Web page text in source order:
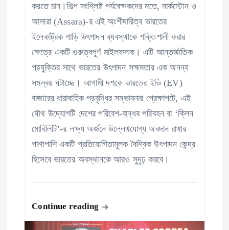
করতে চান।শিল্প সংশ্লিষ্ট পর্যবেক্ষকদের মতে, মার্কস্টোন ও
আসারা (Assara)-র এই অংশীদারিত্ব ভারতের
ইলেকট্রিক গাড়ি উৎপাদন ব্যবস্থাকে শক্তিশালী করার
ক্ষেত্রে একটি গুরুত্বপূর্ণ মাইলফলক। এটি আন্তর্জাতিক
প্রযুক্তির সাথে ভারতের উৎপাদন সক্ষমতার এক অনন্য
সমন্বয় ঘটাচ্ছে। আগামী দশকে ভারতের ইভি (EV)
বাজারের ধারাবাহিক প্রবৃদ্ধির সম্ভাবনার প্রেক্ষাপটে, এই
যৌথ উদ্যোগটি দেশের পরিবেশ-বান্ধব পরিবহন বা ‘ক্লিন
মোবিলিটি’-র লক্ষ্য অর্জনে উল্লেখযোগ্য অবদান রাখার
পাশাপাশি একটি প্রতিযোগিতামূলক বৈশ্বিক উৎপাদন কেন্দ্র
হিসেবে ভারতের অবস্থানকে আরও সুদৃঢ় করবে।
Continue reading